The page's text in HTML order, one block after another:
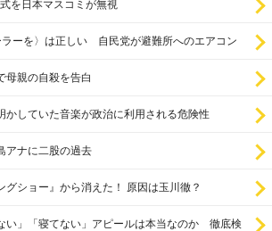
を日本マスコミが無視
ラーを〉は正しい 自民党が避難所へのエアコン
母親の自殺を告白
かしていた音楽が政治に利用される危険性
アナに二股の過去
グショー』から消えた！ 原因は玉川徹？
い」「寝てない」アピールは本当なのか 徹底検